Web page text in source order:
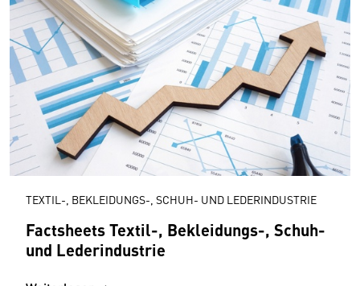
TEXTIL-, BEKLEIDUNGS-, SCHUH- UND LEDERINDUSTRIE
Factsheets Textil-, Bekleidungs-, Schuh-
und Lederindustrie